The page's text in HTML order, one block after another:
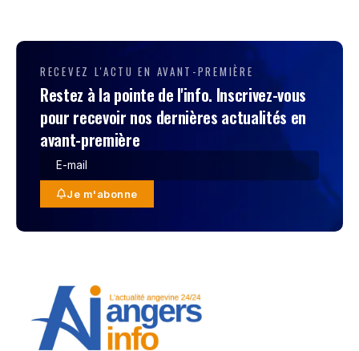
RECEVEZ L'ACTU EN AVANT-PREMIÈRE
Restez à la pointe de l'info. Inscrivez-vous
pour recevoir nos dernières actualités en
avant-première
Je m'abonne